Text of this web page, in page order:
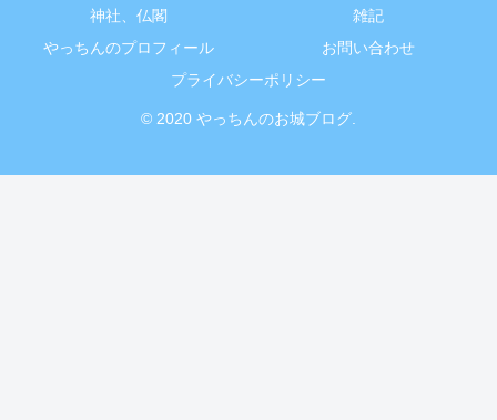
神社、仏閣
雑記
やっちんのプロフィール
お問い合わせ
プライバシーポリシー
© 2020 やっちんのお城ブログ.